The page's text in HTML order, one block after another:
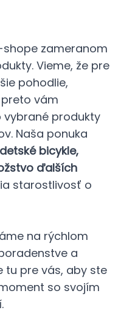
zameranom
Vieme, že pre
pohodlie,
vám
produkty
Naša ponuka
bicykle,
ďalších
starostlivosť o
na rýchlom
a
tu pre vás, aby ste
so svojím